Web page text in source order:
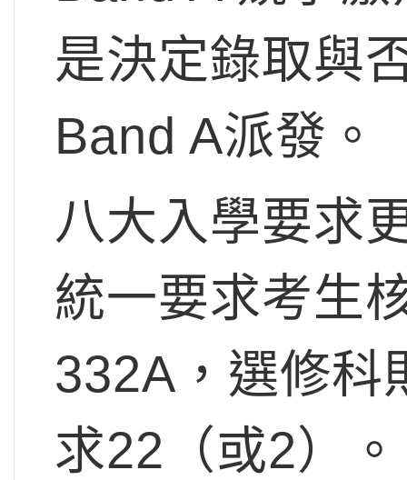
是決定錄取與
Band A派發。
八大入學要求
統一要求考生
332A，選修科
求22（或2）。